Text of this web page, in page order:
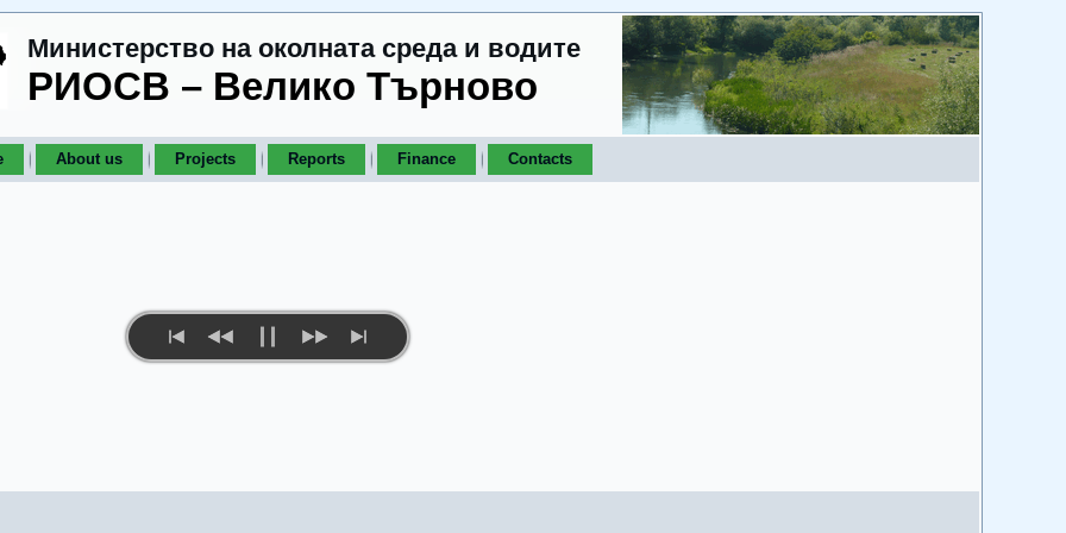
Министерство на околната среда и водите
РИОСВ – Велико Търново
About us Projects Reports Finance Contacts